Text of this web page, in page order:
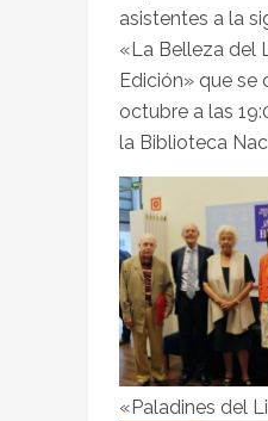
asistentes a la
«La Belleza del
Edición» que se
octubre a las
la Biblioteca
«Paladines del